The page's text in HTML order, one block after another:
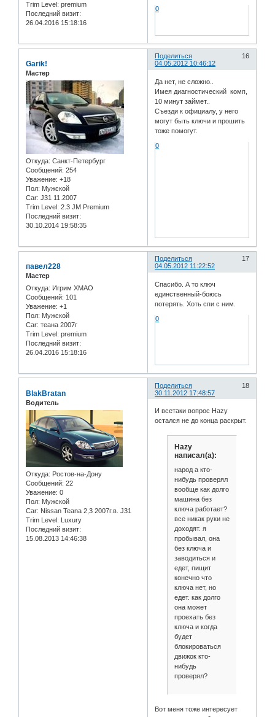
Trim Level: premium
Последний визит:
26.04.2016 15:18:16
0
Поделиться
16
04.05.2012 10:46:12
Garik!
Мастер
Откуда: Санкт-Петербург
Сообщений: 254
Уважение: +18
Пол: Мужской
Car: J31 11.2007
Trim Level: 2.3 JM Premium
Последний визит:
30.10.2014 19:58:35
Да нет, не сложно..
Имея диагностический комп,
10 минут займет..
Съезди к официалу, у него
могут быть ключи и прошить
тоже помогут.
0
Поделиться
17
04.05.2012 11:22:52
павел228
Мастер
Откуда: Игрим ХМАО
Сообщений: 101
Уважение: +1
Пол: Мужской
Car: теана 2007г
Trim Level: premium
Последний визит:
26.04.2016 15:18:16
Спасибо. А то ключ
единственный-боюсь
потерять. Хоть спи с ним.
0
Поделиться
18
30.11.2012 17:48:57
BlakBratan
Водитель
Откуда: Ростов-на-Дону
Сообщений: 22
Уважение: 0
Пол: Мужской
Car: Nissan Teana 2,3 2007г.в. J31
Trim Level: Luxury
Последний визит:
15.08.2013 14:46:38
И всетаки вопрос Hazy
остался не до конца раскрыт.
Hazy
написал(а):
народ а кто-
нибудь проверял
вообще как долго
машина без
ключа работает?
все никак руки не
доходят. я
пробывал, она
без ключа и
заводиться и
едет, пищит
конечно что
ключа нет, но
едет. как долго
она может
проехать без
ключа и когда
будет
блокироваться
движок кто-
нибудь
проверял?
Вот меня тоже интересует